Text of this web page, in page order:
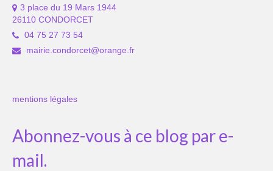
3 place du 19 Mars 1944
26110 CONDORCET
04 75 27 73 54
mairie.condorcet@orange.fr
mentions légales
Abonnez-vous à ce blog par e-
mail.